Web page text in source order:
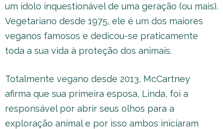
um ídolo inquestionável de uma geração (ou mais).
Vegetariano desde 1975, ele é um dos maiores
veganos famosos e dedicou-se praticamente
toda a sua vida à proteção dos animais.
Totalmente vegano desde 2013, McCartney
afirma que sua primeira esposa, Linda, foi a
responsável por abrir seus olhos para a
exploração animal e por isso ambos iniciaram